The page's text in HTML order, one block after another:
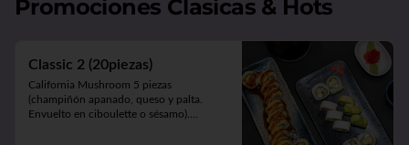
Acevichado (camarón apanado y palta.
5 Gyozas de cerdo o verduras.
Promociones Clasicas & Hots
Classic 2 (20piezas)
California Mushroom 5 piezas
(champiñón apanado, queso y palta.
Envuelto en ciboulette o sésamo).